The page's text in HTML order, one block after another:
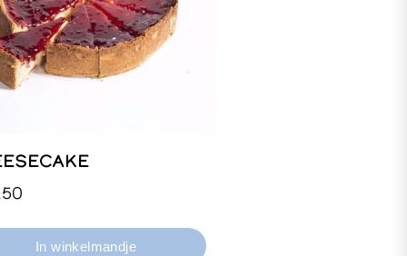
halve of kleine taart.